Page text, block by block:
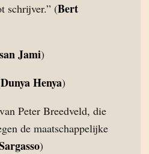
schrijver.” (Bert
Jami)
Dunya Henya)
Peter Breedveld, die
de maatschappelijke
)